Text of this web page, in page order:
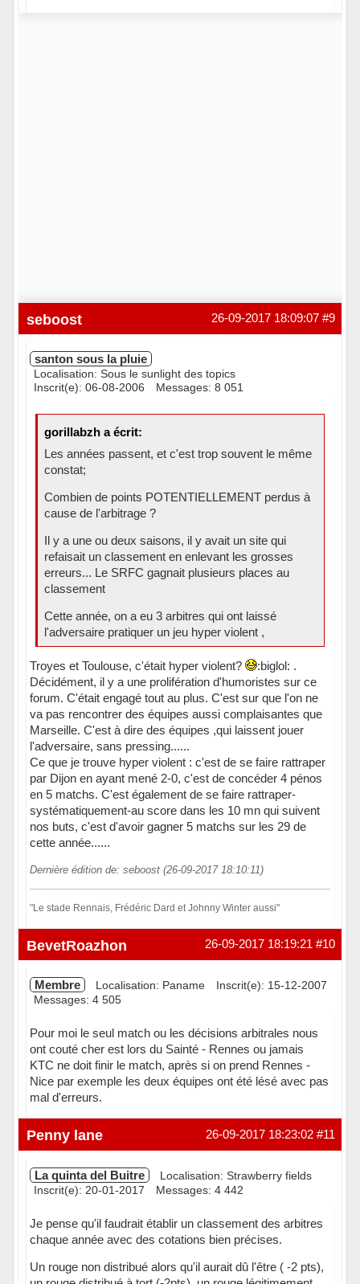
#9
26-09-2017 18:09:07
seboost
santon sous la pluie
Localisation: Sous le sunlight des topics
Inscrit(e): 06-08-2006
Messages: 8 051
gorillabzh a écrit:
Les années passent, et c'est trop souvent le même
constat;
Combien de points POTENTIELLEMENT perdus à
cause de l'arbitrage ?
Il y a une ou deux saisons, il y avait un site qui
refaisait un classement en enlevant les grosses
erreurs... Le SRFC gagnait plusieurs places au
classement
Cette année, on a eu 3 arbitres qui ont laissé
l'adversaire pratiquer un jeu hyper violent ,
Troyes et Toulouse, c'était hyper violent?
:biglol: .
Décidément, il y a une prolifération d'humoristes sur ce
forum. C'était engagé tout au plus. C'est sur que l'on ne
va pas rencontrer des équipes aussi complaisantes que
Marseille. C'est à dire des équipes ,qui laissent jouer
l'adversaire, sans pressing......
Ce que je trouve hyper violent : c'est de se faire rattraper
par Dijon en ayant mené 2-0, c'est de concéder 4 pénos
en 5 matchs. C'est également de se faire rattraper-
systématiquement-au score dans les 10 mn qui suivent
nos buts, c'est d'avoir gagner 5 matchs sur les 29 de
cette année......
Dernière édition de: seboost (26-09-2017 18:10:11)
"Le stade Rennais, Frédéric Dard et Johnny Winter aussi"
Hors ligne #10
26-09-2017 18:19:21
BevetRoazhon
Membre Localisation: Paname
Inscrit(e): 15-12-2007
Messages: 4 505
Pour moi le seul match ou les décisions arbitrales nous
ont couté cher est lors du Sainté - Rennes ou jamais
KTC ne doit finir le match, après si on prend Rennes -
Nice par exemple les deux équipes ont été lésé avec pas
mal d'erreurs.
Hors ligne #11
26-09-2017 18:23:02
Penny lane
La quinta del Buitre
Localisation: Strawberry fields
Inscrit(e): 20-01-2017
Messages: 4 442
Je pense qu'il faudrait établir un classement des arbitres
chaque année avec des cotations bien précises.
Un rouge non distribué alors qu'il aurait dû l'être ( -2 pts),